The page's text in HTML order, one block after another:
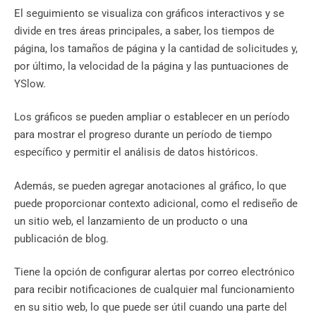
El seguimiento se visualiza con gráficos interactivos y se
divide en tres áreas principales, a saber, los tiempos de
página, los tamaños de página y la cantidad de solicitudes y,
por último, la velocidad de la página y las puntuaciones de
YSlow.
Los gráficos se pueden ampliar o establecer en un período
para mostrar el progreso durante un período de tiempo
específico y permitir el análisis de datos históricos.
Además, se pueden agregar anotaciones al gráfico, lo que
puede proporcionar contexto adicional, como el rediseño de
un sitio web, el lanzamiento de un producto o una
publicación de blog.
Tiene la opción de configurar alertas por correo electrónico
para recibir notificaciones de cualquier mal funcionamiento
en su sitio web, lo que puede ser útil cuando una parte del